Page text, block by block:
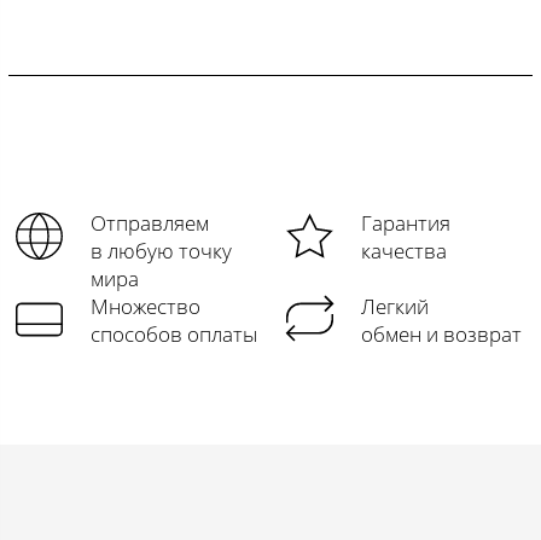
Отправляем
в любую точку
мира
Гарантия
качества
Множество
способов оплаты
Легкий
обмен и возврат